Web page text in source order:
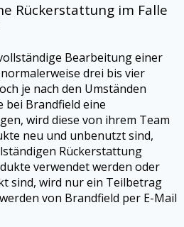
Rückerstattung im Falle
Bearbeitung einer
drei bis vier
je nach den Umständen
bei Brandfield eine
wird diese von ihrem Team
neu und unbenutzt sind,
Rückerstattung
verwendet werden oder
sind, wird nur ein Teilbetrag
von Brandfield per E-Mail